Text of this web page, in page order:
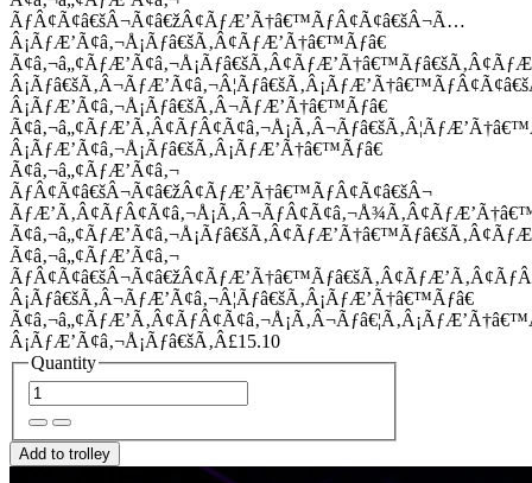
ÃƒÂ¢Ã¢â€šÂ¬Ã¢â€žÂ¢ÃƒÆ’Ã†â€™ÃƒÂ¢Ã¢â€šÂ¬Ã…
Â¡ÃƒÆ’Ã¢â‚¬Å¡Ãƒâ€šÃ‚Â¢ÃƒÆ’Ã†â€™Ãƒâ€
Â¡ÃƒÆ’Ã¢â‚¬Å¡Ãƒâ€šÃ‚Â¬ÃƒÆ’Ã†â€™Ãƒâ€
Â¡ÃƒÆ’Ã¢â‚¬Å¡Ãƒâ€šÃ‚Â¡ÃƒÆ’Ã†â€™Ãƒâ€
Ã¢â‚¬â„¢ÃƒÆ’Ã¢â‚¬
ÃƒÂ¢Ã¢â€šÂ¬Ã¢â€žÂ¢ÃƒÆ’Ã†â€™ÃƒÂ¢Ã¢â€šÂ¬
Ã¢â‚¬â„¢ÃƒÆ’Ã¢â‚¬
Â¡Ãƒâ€šÃ‚Â¬ÃƒÆ’Ã¢â‚¬Â¦Ãƒâ€šÃ‚Â¡ÃƒÆ’Ã†â€™Ãƒâ€
Â¡ÃƒÆ’Ã¢â‚¬Å¡Ãƒâ€šÃ‚Â£15.10
Quantity
Add to trolley